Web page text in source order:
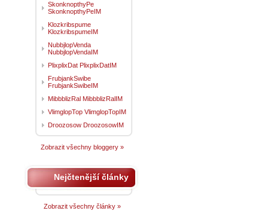
SkonknopthyPe
SkonknopthyPeIM
Klozkribspume
KlozkribspumeIM
NubbjlopVenda
NubbjlopVendaIM
PlixplixDat PlixplixDatIM
FrubjankSwibe
FrubjankSwibeIM
MibbblizRal MibbblizRalIM
VlimglopTop VlimglopTopIM
Droozosow DroozosowIM
Zobrazit všechny bloggery »
Nejčtenější články
Zobrazit všechny články »